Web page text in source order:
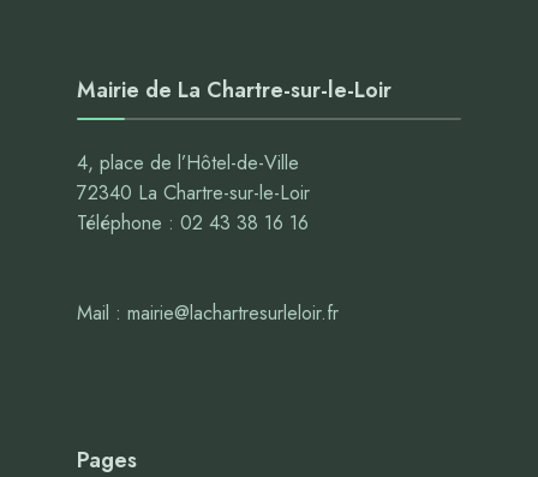
Mairie de La Chartre-sur-le-Loir
4, place de l’Hôtel-de-Ville
72340 La Chartre-sur-le-Loir
Téléphone : 02 43 38 16 16
Mail : mairie@lachartresurleloir.fr
Pages